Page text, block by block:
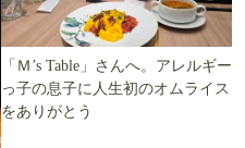
「Ｍ’s Table」さんへ。アレルギー
っ子の息子に人生初のオムライス
をありがとう